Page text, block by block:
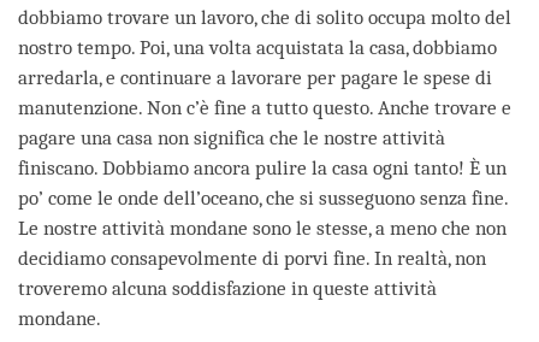
dobbiamo trovare un lavoro, che di solito occupa molto del
nostro tempo. Poi, una volta acquistata la casa, dobbiamo
arredarla, e continuare a lavorare per pagare le spese di
manutenzione. Non c’è fine a tutto questo. Anche trovare e
pagare una casa non significa che le nostre attività
finiscano. Dobbiamo ancora pulire la casa ogni tanto! È un
po’ come le onde dell’oceano, che si susseguono senza fine.
Le nostre attività mondane sono le stesse, a meno che non
decidiamo consapevolmente di porvi fine. In realtà, non
troveremo alcuna soddisfazione in queste attività
mondane.